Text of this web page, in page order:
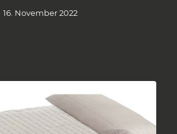
16. November 2022